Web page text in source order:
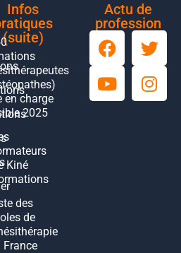
Infos
(suite)
en charge
2025
Kiné
des
de
France
Actu de
profession